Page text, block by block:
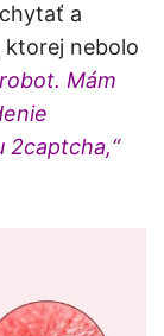
a
ktorej nebolo
Mám
2captcha,“